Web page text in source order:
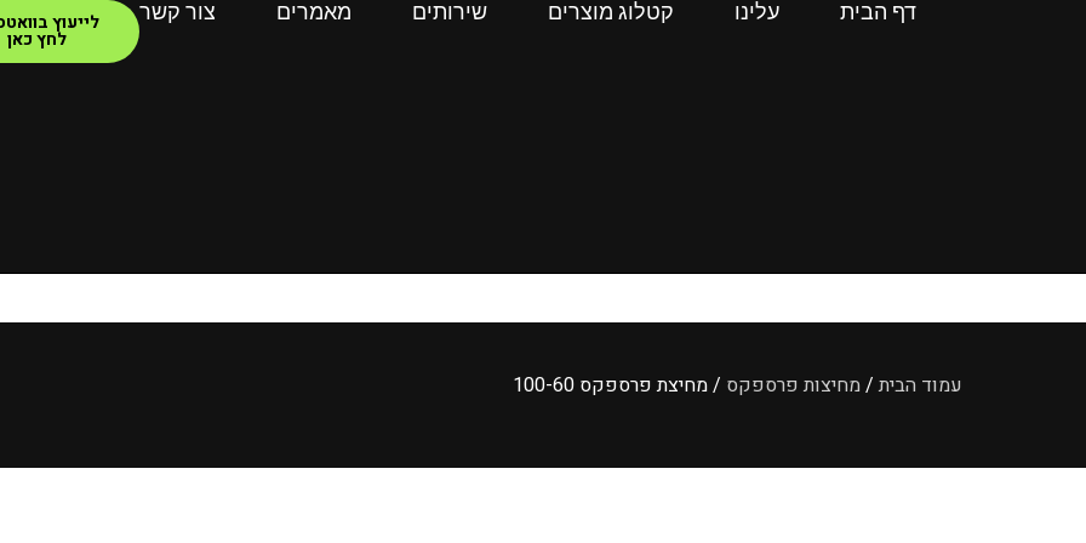
דף הבית עלינו קטלוג מוצרים שירותים מאמרים צור קשר לייעוץ
לחץ כאן
עמוד הבית /מחיצות פרספקס / מחיצת פרספקס 100-60